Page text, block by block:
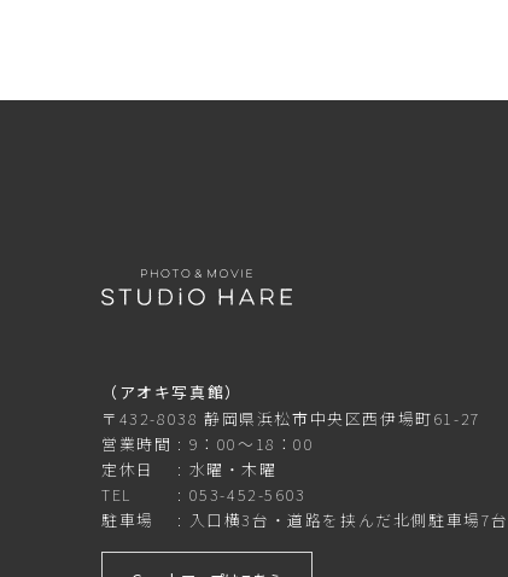
（アオキ写真館）
〒432-8038 静岡県浜松市中央区西伊場町61-27
営業時間
9：00～18：00
定休日
水曜・木曜
TEL
053-452-5603
駐車場
入口横3台・道路を挟んだ北側駐車場7台